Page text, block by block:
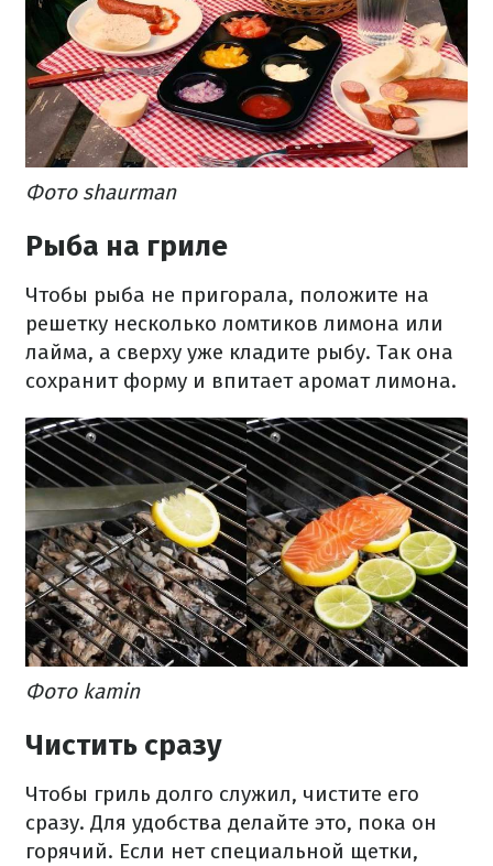
Фото shaurman
Рыба на гриле
Чтобы рыба не пригорала, положите на
решетку несколько ломтиков лимона или
лайма, а сверху уже кладите рыбу. Так она
сохранит форму и впитает аромат лимона.
Фото kamin
Чистить сразу
Чтобы гриль долго служил, чистите его
сразу. Для удобства делайте это, пока он
горячий. Если нет специальной щетки,